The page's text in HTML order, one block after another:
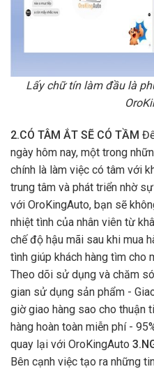
Lấy chữ tín làm đầu là
2.CÓ TÂM ẮT SẼ CÓ TẦM
ngày hôm nay, một trong
chính là làm việc có tâm với
trung tâm và phát triển nhờ
với OroKingAuto, bạn sẽ
nhiệt tình của nhân viên từ
chế độ hậu mãi sau khi mua
tình giúp khách hàng tìm cho
Theo dõi sử dụng và chăm
gian sử dụng sản phẩm -
giờ giao hàng sao cho thuận
hàng hoàn toàn miễn phí -
quay lại với OroKingAuto
Bên cạnh việc tạo ra những